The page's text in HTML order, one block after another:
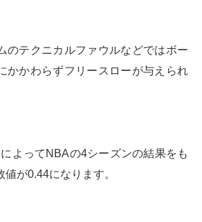
のテクニカルファウルなどではボー
かかわらずフリースローが与えられ
よってNBAの4シーズンの結果をも
が0.44になります。